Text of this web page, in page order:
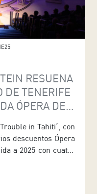
RESUENA
DE TENERIFE
ÓPERA DE
in Tahitiˊ, con
descuentos Ópera
a 2025 con cuatro